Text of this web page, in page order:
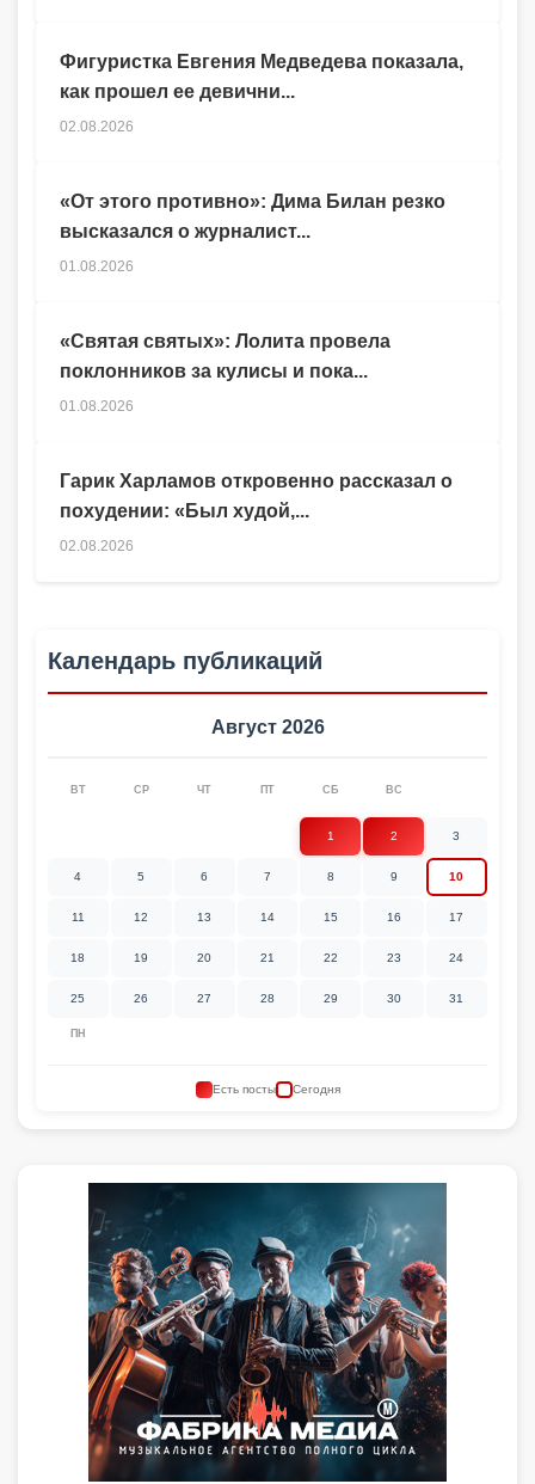
Гарик Харламов откровенно рассказал о
похудении: «Был худой,...
02.08.2026
Фигуристка Евгения Медведева показала,
как прошел ее девични...
02.08.2026
«От этого противно»: Дима Билан резко
высказался о журналист...
01.08.2026
«Святая святых»: Лолита провела
поклонников за кулисы и пока...
01.08.2026
Календарь публикаций
Август 2026
ПН
ВТ СР ЧТ ПТ СБ ВС
1 2 3
4 5 6 7 8 9 10
11 12 13 14 15 16 17
18 19 20 21 22 23 24
25 26 27 28 29 30 31
Есть посты Сегодня